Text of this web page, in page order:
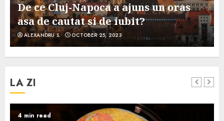
De ce Cluj-Napoca a ajuns un oras
asa de cautat si de iubit?
ALEXANDRU S. OCTOBER 25, 2023
LA ZI
4 min read